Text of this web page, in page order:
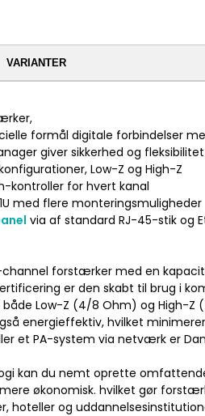
VARIANTER
formål digitale forbindelser
giver sikkerhed og fleksibilitet
Low-Z og High-Z
kontroller for hvert kanal
med flere monteringsmuligheder
via af standard RJ-45-stik og
channel forstærker med en
er den skabt til brug i
både Low-Z (4/8 Ohm) og High-
energieffektiv, hvilket
et PA-system via netværk er
kan du nemt oprette
økonomisk. hvilket gør
hoteller og